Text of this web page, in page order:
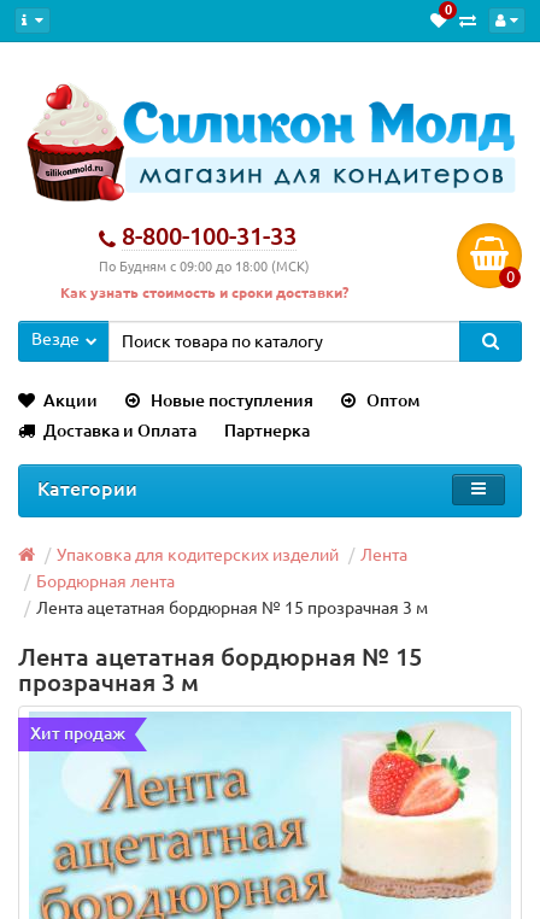
0
8-800-100-31-33
По Будням с 09:00 до 18:00 (МСК)
Как узнать стоимость и сроки доставки?
0
Везде
Акции Новые поступления
Оптом
Доставка и Оплата
Партнерка
Категории
Упаковка для кодитерских изделий
Лента
Бордюрная лента
Лента ацетатная бордюрная № 15 прозрачная 3 м
Лента ацетатная бордюрная № 15
прозрачная 3 м
Хит продаж